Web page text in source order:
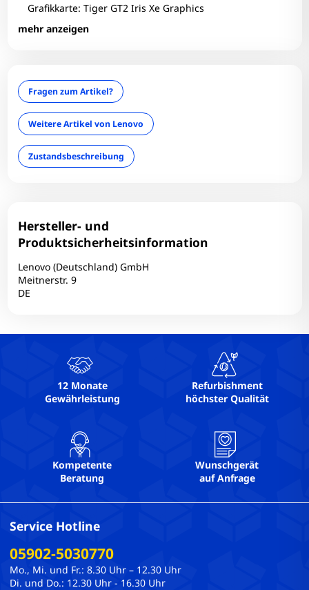
Grafikkarte: Tiger GT2 Iris Xe Graphics
mehr anzeigen
HDMI: 1
Optischer Zustand: C
RAM-Größe: 16 GB
Tastaturlayout: QWERTZ
Technischer Zustand: Einwandfrei
Touchscreen: Nein
Webcam: Ja
WLAN: Ja
Fragen zum Artikel?
Weitere Artikel von Lenovo
Zustandsbeschreibung
Hersteller- und
Produktsicherheitsinformation
Lenovo (Deutschland) GmbH
Meitnerstr. 9
DE
12 Monate
Gewährleistung
Refurbishment
höchster Qualität
Kompetente
Beratung
Wunschgerät
auf Anfrage
Service Hotline
05902-5030770
Mo., Mi. und Fr.: 8.30 Uhr – 12.30 Uhr
Di. und Do.: 12.30 Uhr - 16.30 Uhr